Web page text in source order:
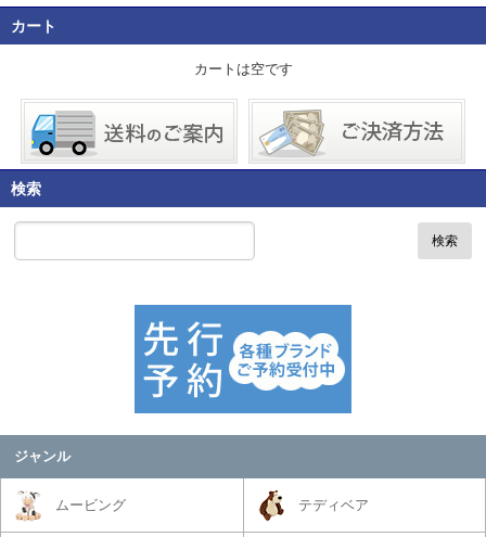
カート
カートは空です
検索
検索
ジャンル
ムービング テディベア